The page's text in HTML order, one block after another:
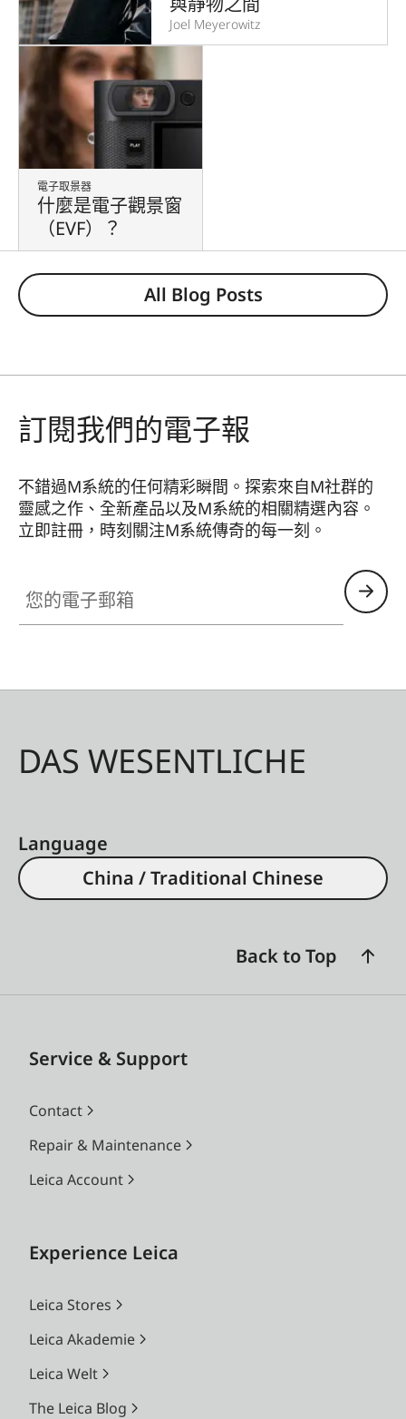
Joel Meyerowitz
電子取景器
什麼是電子觀景窗
（EVF）？
All Blog Posts
訂閱我們的電子報
不錯過M系統的任何精彩瞬間。探索來自M社群的
靈感之作、全新產品以及M系統的相關精選內容。
立即註冊，時刻關注M系統傳奇的每一刻。
DAS WESENTLICHE
Language
China / Traditional Chinese
Back to Top
Service & Support
Contact
Repair & Maintenance
Leica Account
Experience Leica
Leica Stores
Leica Akademie
Leica Welt
The Leica Blog